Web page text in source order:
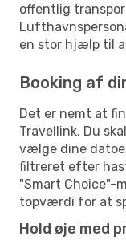
offentlig
en stor hjælp til
Booking af
Det er nemt at
Travellink. Du
vælge dine
filtreret efter
"Smart Choice"-
topværdi for at
Hold øje med